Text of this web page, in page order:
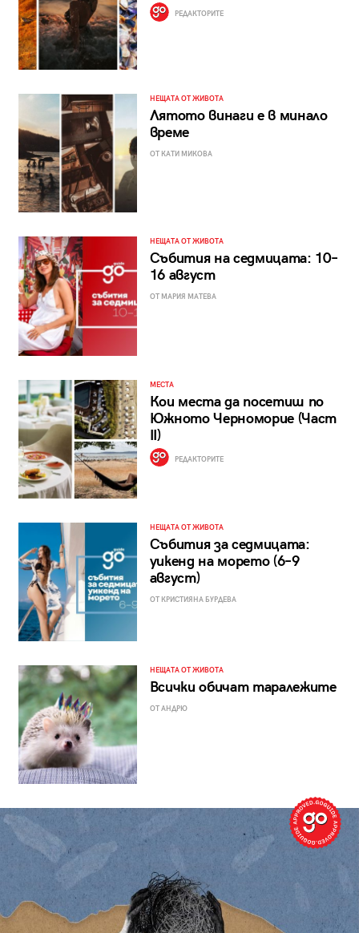
РЕДАКТОРИТЕ
НЕЩАТА ОТ ЖИВОТА
Лятото винаги е в минало
време
ОТ КАТИ МИКОВА
НЕЩАТА ОТ ЖИВОТА
Събития на седмицата: 10–
16 август
ОТ МАРИЯ МАТЕВА
МЕСТА
Кои места да посетиш по
Южното Черноморие (Част
II)
РЕДАКТОРИТЕ
НЕЩАТА ОТ ЖИВОТА
Събития за седмицата:
уикенд на морето (6–9
август)
ОТ КРИСТИЯНА БУРДЕВА
НЕЩАТА ОТ ЖИВОТА
Всички обичат таралежите
ОТ АНДРЮ